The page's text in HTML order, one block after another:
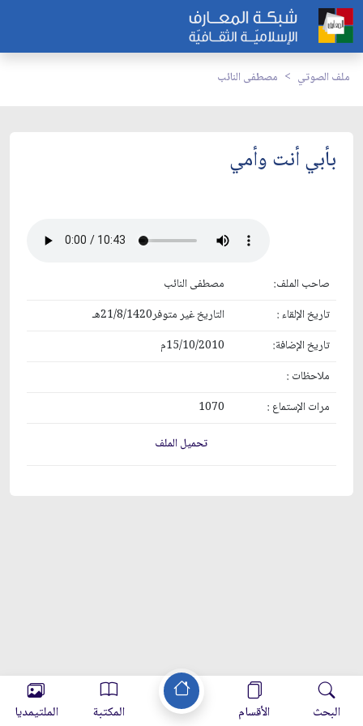
ملف الصوتي مصطفى النائب
بأبي أنت وأمي
صاحب الملف:
مصطفى النائب
تاريخ الإلقاء :
التاريخ غير متوفر21/8/1420هـ
تاريخ الإضافة:
15/10/2010م
ملاحظات :
مرات الإستماع :
1070
تحميل الملف
البحث الأقسام المكتبة الملتيمديا